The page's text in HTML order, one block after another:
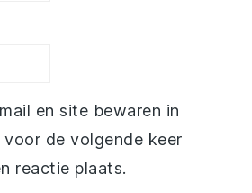
en site bewaren in
de volgende keer
reactie plaats.